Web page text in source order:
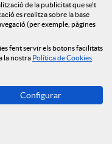
oficines i arriba a
de la publicitat que se't
es realitza sobre la base
(per exemple, pàgines
fent servir els botons facilitats
la nostra Política de Cookies
Configurar